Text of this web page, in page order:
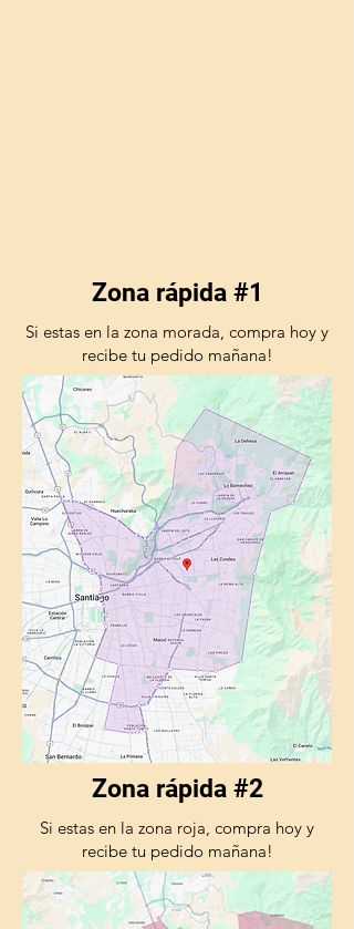
Zona rápida #1
Si estas en la zona morada, compra hoy y
recibe tu pedido mañana!
Zona rápida #2
Si estas en la zona roja, compra hoy y
recibe tu pedido mañana!